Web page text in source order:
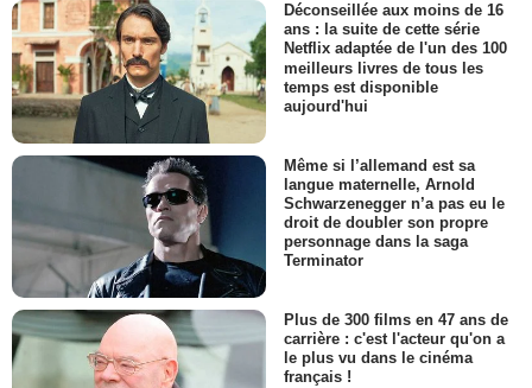
Déconseillée aux moins de 16
ans : la suite de cette série
Netflix adaptée de l'un des 100
meilleurs livres de tous les
temps est disponible
aujourd'hui
Même si l’allemand est sa
langue maternelle, Arnold
Schwarzenegger n’a pas eu le
droit de doubler son propre
personnage dans la saga
Terminator
Plus de 300 films en 47 ans de
carrière : c'est l'acteur qu'on a
le plus vu dans le cinéma
français !